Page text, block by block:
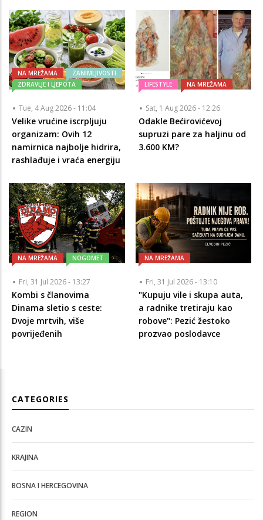
NA MREŽAMA
ZANIMLJIVOSTI
ZDRAVLJE I LJEPOTA
Tue, 4 Aug 2026 - 11:04
Velike vrućine iscrpljuju
organizam: Ovih 12
namirnica najbolje hidrira,
rashlađuje i vraća energiju
LIFESTYLE NA MREŽAMA
Sat, 1 Aug 2026 - 12:26
Odakle Bećirovićevoj
supruzi pare za haljinu od
3.600 KM?
NA MREŽAMA NOGOMET
Fri, 31 Jul 2026 - 13:27
Kombi s članovima
Dinama sletio s ceste:
Dvoje mrtvih, više
povrijeđenih
NA MREŽAMA
Fri, 31 Jul 2026 - 13:10
"Kupuju vile i skupa auta,
a radnike tretiraju kao
robove": Pezić žestoko
prozvao poslodavce
CATEGORIES
CAZIN
KRAJINA
BOSNA I HERCEGOVINA
REGION